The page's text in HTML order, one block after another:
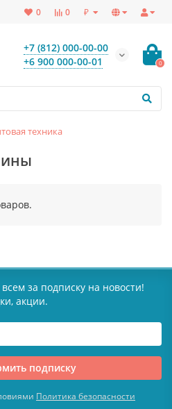
₽
0
0
+7 (812) 000-00-00
+6 900 000-00-01
0
техника
за подписку на новости!
акции.
подписку
Политика безопасности